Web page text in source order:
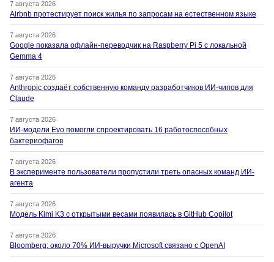
7 августа 2026
Airbnb протестирует поиск жилья по запросам на естественном языке
7 августа 2026
Google показала офлайн-переводчик на Raspberry Pi 5 с локальной
Gemma 4
7 августа 2026
Anthropic создаёт собственную команду разработчиков ИИ-чипов для
Claude
7 августа 2026
ИИ-модели Evo помогли спроектировать 16 работоспособных
бактериофагов
7 августа 2026
В эксперименте пользователи пропустили треть опасных команд ИИ-
агента
7 августа 2026
Модель Kimi K3 с открытыми весами появилась в GitHub Copilot
7 августа 2026
Bloomberg: около 70% ИИ-выручки Microsoft связано с OpenAI